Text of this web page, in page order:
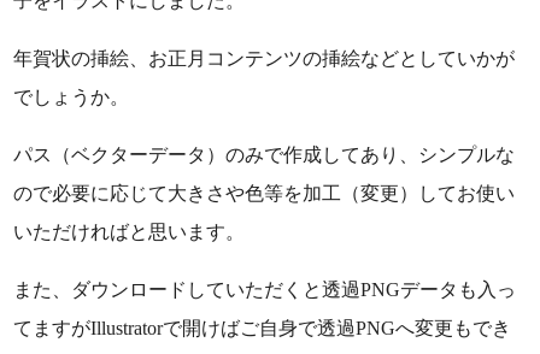
年賀状の挿絵、お正月コンテンツの挿絵などとしていかが
でしょうか。
パス（ベクターデータ）のみで作成してあり、シンプルな
ので必要に応じて大きさや色等を加工（変更）してお使い
いただければと思います。
また、ダウンロードしていただくと透過PNGデータも入っ
てますがIllustratorで開けばご自身で透過PNGへ変更もでき